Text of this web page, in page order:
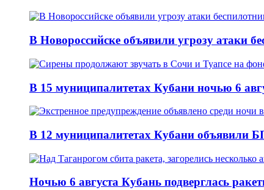
В Новороссийске объявили угрозу атаки
В 15 муниципалитетах Кубани ночью 6
В 12 муниципалитетах Кубани объявили
Ночью 6 августа Кубань подверглась